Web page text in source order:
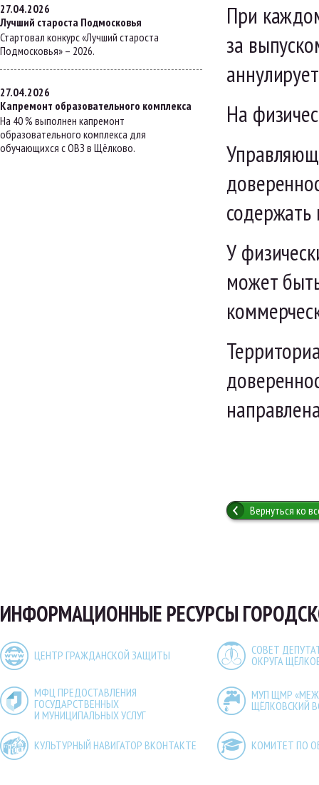
27.04.2026
Лучший староста Подмосковья
Стартовал конкурс «Лучший староста
Подмосковья» – 2026.
27.04.2026
Капремонт образовательного комплекса
На 40 % выполнен капремонт
образовательного комплекса для
обучающихся с ОВЗ в Щёлково.
При
за
На
У
может
Вернуться ко
ИНФОРМАЦИОННЫЕ РЕСУРСЫ
ЦЕНТР ГРАЖДАНСКОЙ ЗАЩИТЫ
СОВЕТ
ОКРУГА
МФЦ ПРЕДОСТАВЛЕНИЯ
ГОСУДАРСТВЕННЫХ
И МУНИЦИПАЛЬНЫХ УСЛУГ
МУП ЩМР
ЩЁЛКОВСКИЙ
КУЛЬТУРНЫЙ НАВИГАТОР ВКОНТАКТЕ КОМИТЕТ ПО